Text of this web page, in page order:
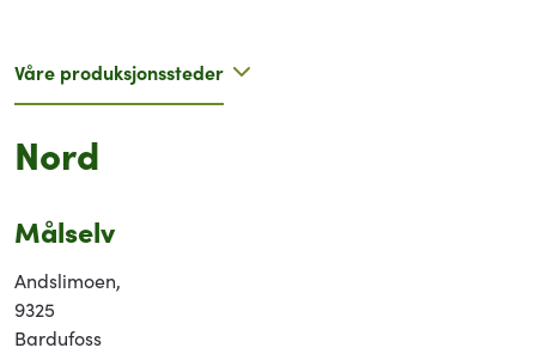
Nord
Målselv
Andslimoen,
9325
Bardufoss